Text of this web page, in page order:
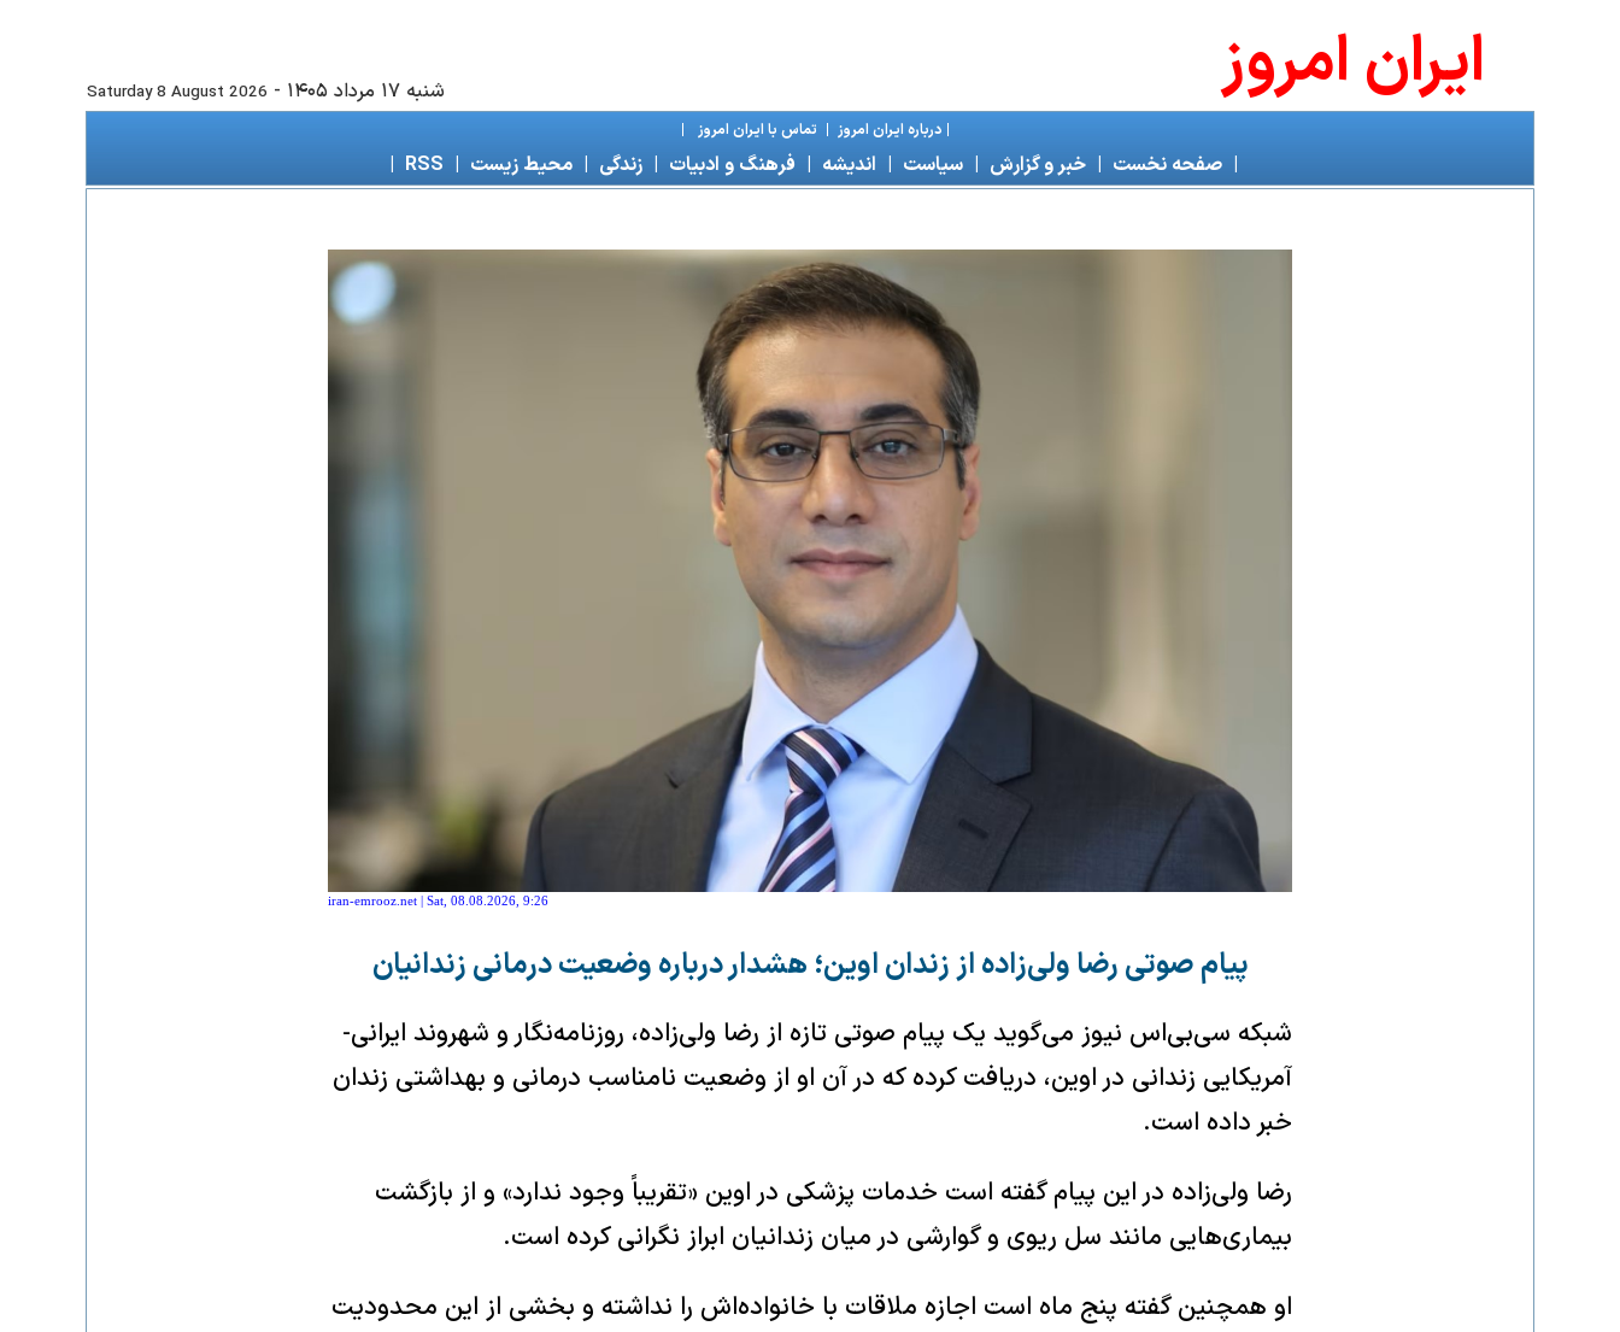
شنبه ۱۷ مرداد ۱۴۰۵ -
Saturday 8 August 2026 ايران امروز
|درباره ايران امروز | تماس با ايران امروز |
|صفحه نخست |خبر و گزارش |سياست | انديشه | فرهنگ و ادبيات |زندگی |محیط زیست |
RSS
|
iran-emrooz.net | Sat, 08.08.2026, 9:26
پیام صوتی رضا ولی‌زاده از زندان اوین؛ هشدار درباره وضعیت درمانی زندانیان
شبکه سی‌بی‌اس نیوز می‌گوید یک پیام صوتی تازه از رضا ولی‌زاده، روزنامه‌نگار و شهروند ایرانی-
آمریکایی زندانی در اوین، دریافت کرده که در آن او از وضعیت نامناسب درمانی و بهداشتی زندان
خبر داده است.
رضا ولی‌زاده در این پیام گفته است خدمات پزشکی در اوین «تقریباً وجود ندارد» و از بازگشت
بیماری‌هایی مانند سل ریوی و گوارشی در میان زندانیان ابراز نگرانی کرده است.
او همچنین گفته پنج ماه است اجازه ملاقات با خانواده‌اش را نداشته و بخشی از این محدودیت